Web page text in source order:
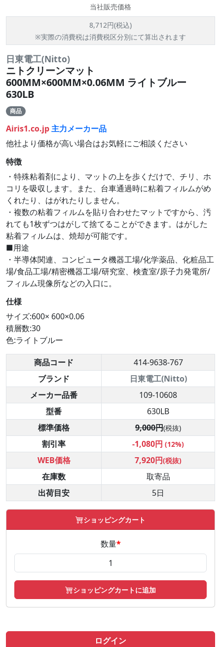
当社販売価格
8,712円(税込)
※実際の消費税は消費税区分別にて算出されます
日東電工(Nitto)
ニトクリーンマット
600MM×600MM×0.06MM ライトブルー
630LB
商品
Airis1.co.jp主力メーカー品
他社より価格が高い場合はお気軽にご相談ください
特徴
・特殊粘着剤により、マットの上を歩くだけで、チリ、ホ
コリを吸収します。また、台車通過時に粘着フィルムがめ
くれたり、はがれたりしません。
・複数の粘着フィルムを貼り合わせたマットですから、汚
れても1枚ずつはがして捨てることができます。はがした
粘着フィルムは、焼却が可能です。
■用途
・半導体関連、コンピュータ機器工場/化学薬品、化粧品工
場/食品工場/精密機器工場/研究室、検査室/原子力発電所/
フィルム現像所などの入口に。
仕様
サイズ:600× 600×0.06
積層数:30
色:ライトブルー
商品コード
414-9638-767
ブランド
日東電工(Nitto)
メーカー品番
109-10608
型番
630LB
標準価格
9,000円(税抜)
割引率 -1,080円 (12%)
WEB価格 7,920円(税抜)
在庫数
取寄品
出荷目安
5日
ショッピングカート
数量*
ショッピングカートに追加
ログイン